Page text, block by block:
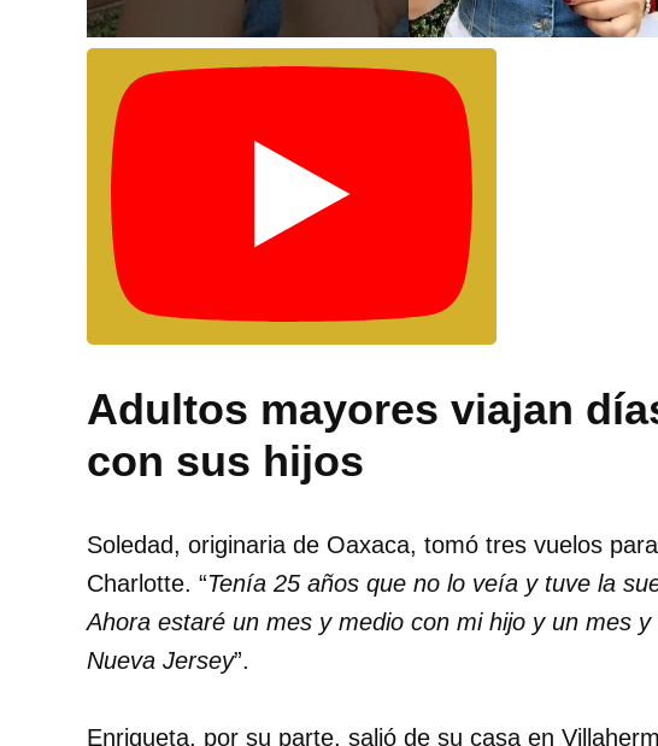
Adultos mayores viajan
con sus hijos
Soledad, originaria de Oaxaca, tomó tres vuelos
Charlotte. “Tenía 25 años que no lo veía y tuve la
Ahora estaré un mes y medio con mi hijo y un mes
Nueva Jersey”.
Enriqueta, por su parte, salió de su casa en